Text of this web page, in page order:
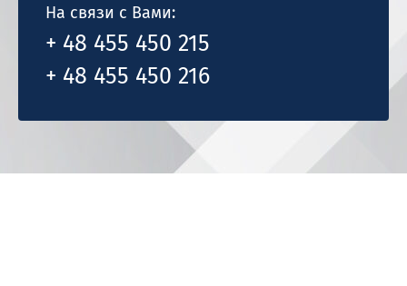
На связи с Вами:
+ 48 455 450 215
+ 48 455 450 216